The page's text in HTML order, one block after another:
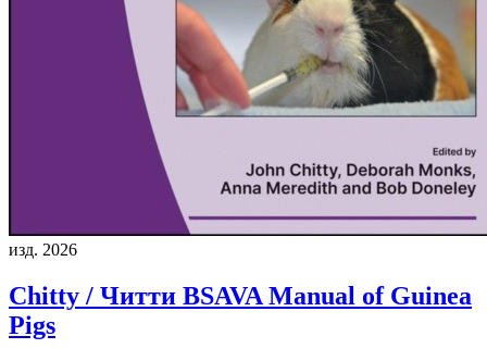
изд. 2026
Chitty / Читти BSAVA Manual of Guinea
Pigs